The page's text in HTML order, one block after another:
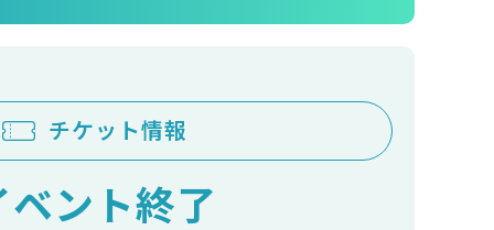
チケット情報
ベント終了